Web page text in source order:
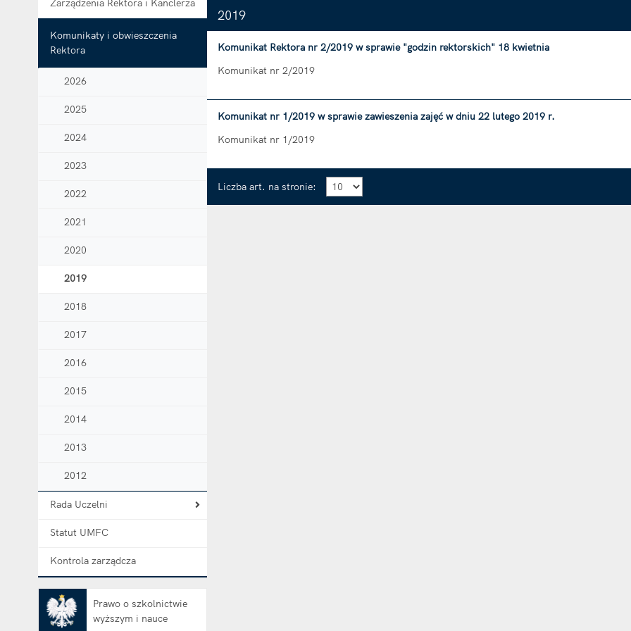
Zarządzenia Rektora i Kanclerza
Komunikaty i obwieszczenia
Rektora
2026
2025
2024
2023
2022
2021
2020
2019
2018
2017
2016
2015
2014
2013
2012
Rada Uczelni
Statut UMFC
Kontrola zarządcza
Prawo o szkolnictwie
wyższym i nauce
2019
Komunikat Rektora nr 2/2019 w sprawie "godzin rektorskich" 18 kwietnia
Komunikat nr 2/2019
Komunikat nr 1/2019 w sprawie zawieszenia zajęć w dniu 22 lutego 2019 r.
Komunikat nr 1/2019
Liczba art. na stronie: